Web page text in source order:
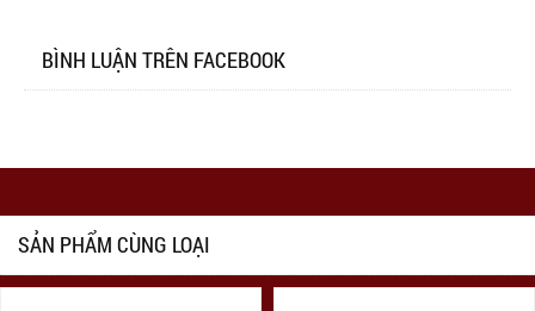
BÌNH LUẬN TRÊN FACEBOOK
SẢN PHẨM CÙNG LOẠI